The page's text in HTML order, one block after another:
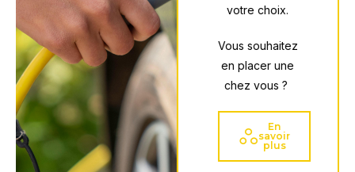
votre choix.
Vous souhaitez
en placer une
chez vous ?
En
savoir
plus